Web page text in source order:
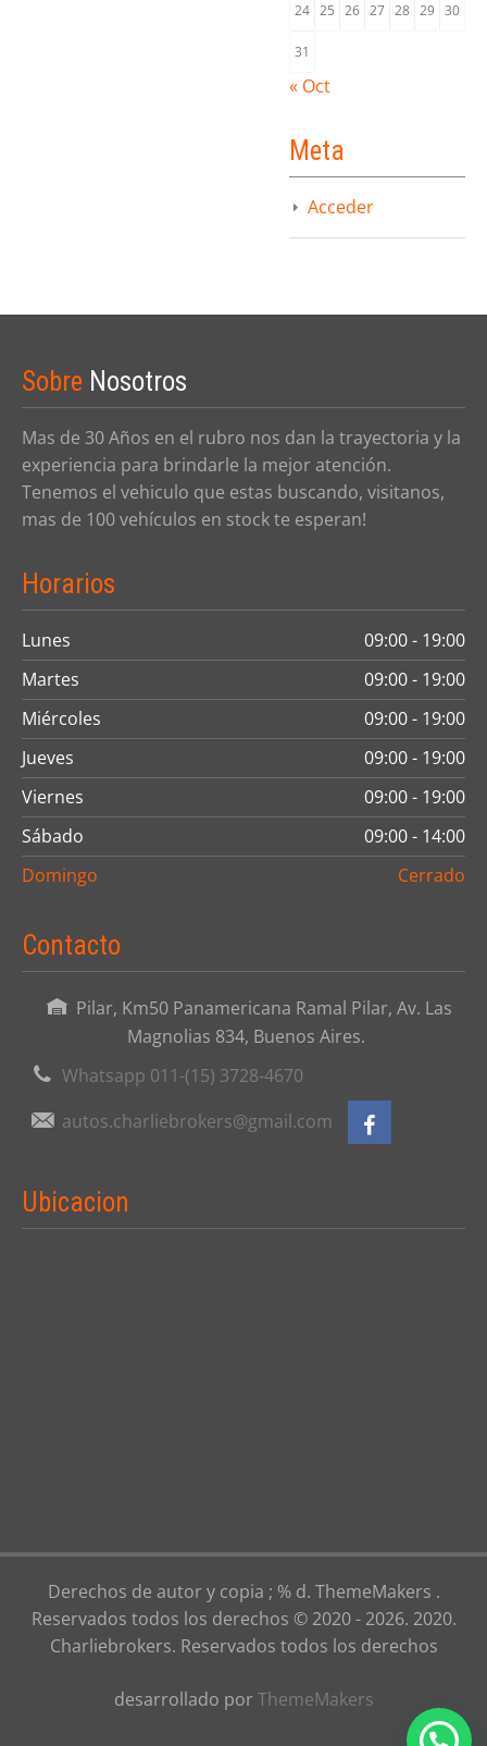
24 25 26 27 28 29 30
31
« Oct
Meta
Acceder
Sobre Nosotros
Mas de 30 Años en el rubro nos dan la trayectoria y la
experiencia para brindarle la mejor atención.
Tenemos el vehiculo que estas buscando, visitanos,
mas de 100 vehículos en stock te esperan!
Horarios
Lunes
09:00 - 19:00
Martes
09:00 - 19:00
Miércoles
09:00 - 19:00
Jueves
09:00 - 19:00
Viernes
09:00 - 19:00
Sábado
09:00 - 14:00
Domingo
Cerrado
Contacto
Pilar, Km50 Panamericana Ramal Pilar, Av. Las
Magnolias 834, Buenos Aires.
Whatsapp 011-(15) 3728-4670
autos.charliebrokers@gmail.com
Ubicacion
Derechos de autor y copia ; % d. ThemeMakers .
Reservados todos los derechos © 2020 - 2026. 2020.
Charliebrokers. Reservados todos los derechos
desarrollado por ThemeMakers